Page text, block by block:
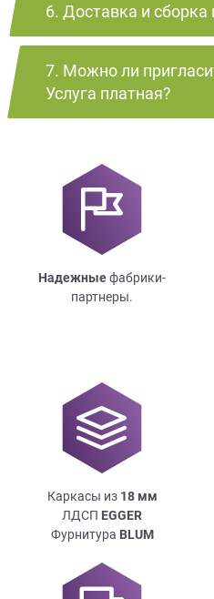
6. Доставка и сборка
7. Можно ли
Услуга платная?
Надежныефабрики-
партнеры.
Каркасы из 18мм
ЛДСП EGGER
Фурнитура BLUM